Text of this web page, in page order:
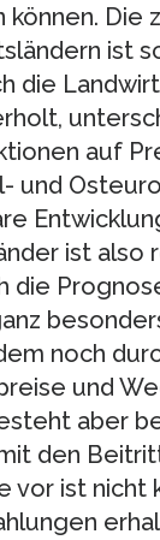
Die
ist
die
auf
und
ist also
die
noch
und
aber
den
vor ist nicht